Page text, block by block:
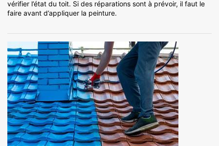
vérifier l’état du toit. Si des réparations sont à prévoir, il faut le
faire avant d’appliquer la peinture.